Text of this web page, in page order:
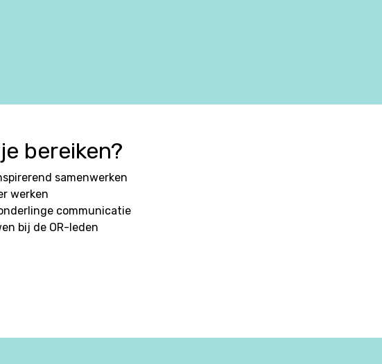
bereiken?
samenwerken
werken
communicatie
bij de OR-leden